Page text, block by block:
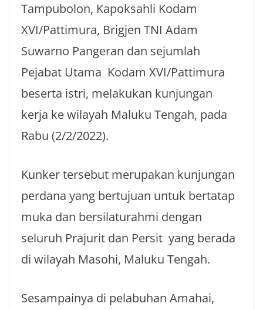
Tampubolon, Kapoksahli Kodam
XVI/Pattimura, Brigjen TNI Adam
Suwarno Pangeran dan sejumlah
Pejabat Utama Kodam XVI/Pattimura
beserta istri, melakukan kunjungan
kerja ke wilayah Maluku Tengah, pada
Rabu (2/2/2022).
Kunker tersebut merupakan kunjungan
perdana yang bertujuan untuk bertatap
muka dan bersilaturahmi dengan
seluruh Prajurit dan Persit yang berada
di wilayah Masohi, Maluku Tengah.
Sesampainya di pelabuhan Amahai,